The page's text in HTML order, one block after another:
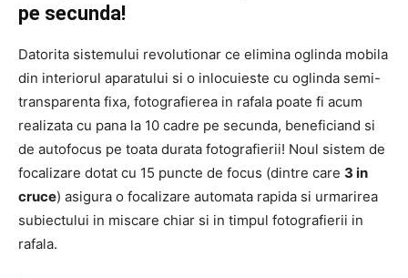
pe secunda!
Datorita sistemului revolutionar ce elimina oglinda mobila
din interiorul aparatului si o inlocuieste cu oglinda semi-
transparenta fixa, fotografierea in rafala poate fi acum
realizata cu pana la 10 cadre pe secunda, beneficiand si
de autofocus pe toata durata fotografierii! Noul sistem de
focalizare dotat cu 15 puncte de focus (dintre care 3 in
cruce) asigura o focalizare automata rapida si urmarirea
subiectului in miscare chiar si in timpul fotografierii in
rafala.